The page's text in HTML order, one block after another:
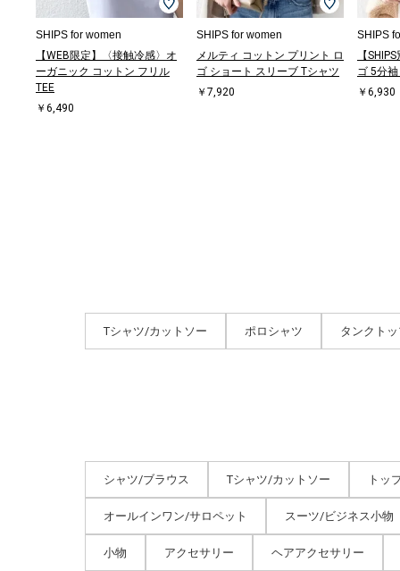
SHIPS for women
【WEB限定】〈接触冷感〉オ
ーガニック コットン フリル
TEE
￥6,490
SHIPS for women
メルティ コットン プリント ロ
ゴ ショート スリーブ Tシャツ
￥7,920
SHIPS
【
ゴ 5分袖
￥6,930
Tシャツ/カットソー ポロシャツ タンクト
シャツ/ブラウス Tシャツ/カットソー トッ
オールインワン/サロペット スーツ/ビジネス小物
小物 アクセサリー ヘアアクセサリー